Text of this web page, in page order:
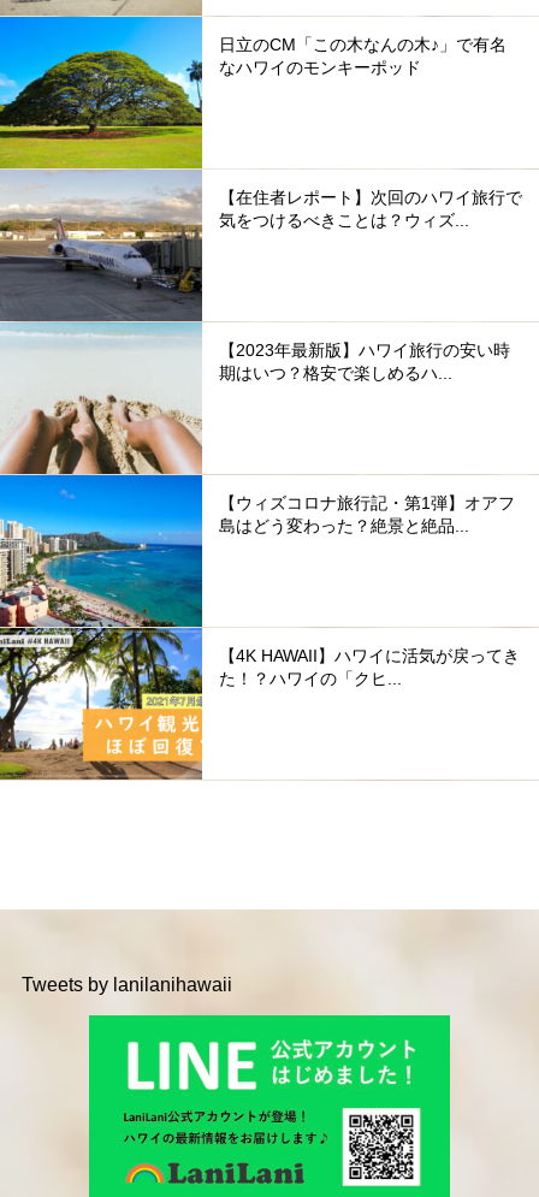
日立のCM「この木なんの木♪」で有名
なハワイのモンキーポッド
【在住者レポート】次回のハワイ旅行で
気をつけるべきことは？ウィズ...
【2023年最新版】ハワイ旅行の安い時
期はいつ？格安で楽しめるハ...
【ウィズコロナ旅行記・第1弾】オアフ
島はどう変わった？絶景と絶品...
【4K HAWAII】ハワイに活気が戻ってき
た！？ハワイの「クヒ...
Tweets by lanilanihawaii